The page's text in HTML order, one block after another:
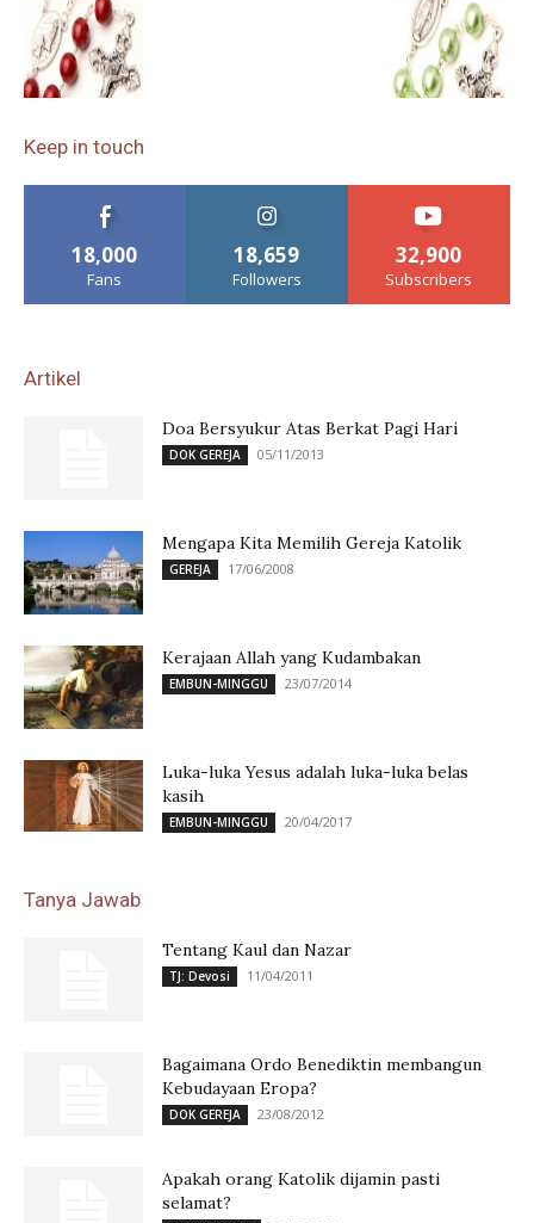
Keep in touch
18,000
Fans
18,659
Followers
32,900
Subscribers
Artikel
Doa Bersyukur Atas Berkat Pagi Hari
DOK GEREJA 05/11/2013
Mengapa Kita Memilih Gereja Katolik
GEREJA 17/06/2008
Kerajaan Allah yang Kudambakan
EMBUN-MINGGU 23/07/2014
Luka-luka Yesus adalah luka-luka belas
kasih
EMBUN-MINGGU 20/04/2017
Tanya Jawab
Tentang Kaul dan Nazar
TJ: Devosi 11/04/2011
Bagaimana Ordo Benediktin membangun
Kebudayaan Eropa?
DOK GEREJA 23/08/2012
Apakah orang Katolik dijamin pasti
selamat?